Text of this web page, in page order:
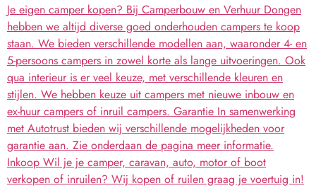
Je eigen camper kopen? Bij Camperbouw en Verhuur Dongen
hebben we altijd diverse goed onderhouden campers te koop
staan. We bieden verschillende modellen aan, waaronder 4- en
5-persoons campers in zowel korte als lange uitvoeringen. Ook
qua interieur is er veel keuze, met verschillende kleuren en
stijlen. We hebben keuze uit campers met nieuwe inbouw en
ex-huur campers of inruil campers. Garantie In samenwerking
met Autotrust bieden wij verschillende mogelijkheden voor
garantie aan. Zie onderdaan de pagina meer informatie.
Inkoop Wil je je camper, caravan, auto, motor of boot
verkopen of inruilen? Wij kopen of ruilen graag je voertuig in!